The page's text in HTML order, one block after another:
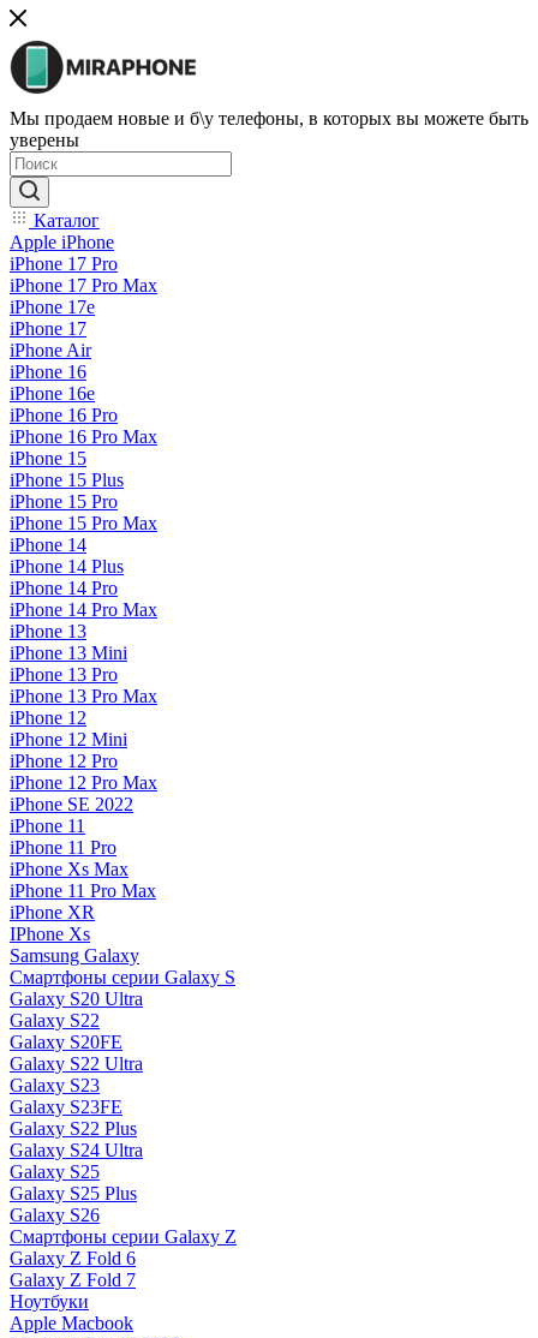
Мы продаем новые и б\у телефоны, в которых вы можете быть
уверены
Каталог
Apple iPhone
iPhone 17 Pro
iPhone 17 Pro Max
iPhone 17e
iPhone 17
iPhone Air
iPhone 16
iPhone 16e
iPhone 16 Pro
iPhone 16 Pro Max
iPhone 15
iPhone 15 Plus
iPhone 15 Pro
iPhone 15 Pro Max
iPhone 14
iPhone 14 Plus
iPhone 14 Pro
iPhone 14 Pro Max
iPhone 13
iPhone 13 Mini
iPhone 13 Pro
iPhone 13 Pro Max
iPhone 12
iPhone 12 Mini
iPhone 12 Pro
iPhone 12 Pro Max
iPhone SE 2022
iPhone 11
iPhone 11 Pro
iPhone Xs Max
iPhone 11 Pro Max
iPhone XR
IPhone Xs
Samsung Galaxy
Смартфоны серии Galaxy S
Galaxy S20 Ultra
Galaxy S22
Galaxy S20FE
Galaxy S22 Ultra
Galaxy S23
Galaxy S23FE
Galaxy S22 Plus
Galaxy S24 Ultra
Galaxy S25
Galaxy S25 Plus
Galaxy S26
Смартфоны серии Galaxy Z
Galaxy Z Fold 6
Galaxy Z Fold 7
Ноутбуки
Apple Macbook